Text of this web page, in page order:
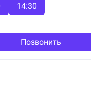
14:30
Позвонить